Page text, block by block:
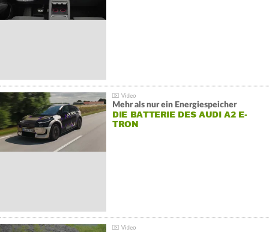
Mehr als nur ein Energiespeicher
DIE BATTERIE DES AUDI A2 E-
TRON